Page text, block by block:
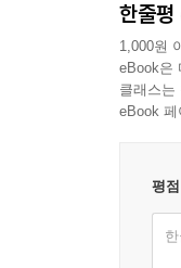
메두사,
트로이
법정에
NASA
피톤을
한줄평
1,000원
eBook은
클래스는
eBook
평점